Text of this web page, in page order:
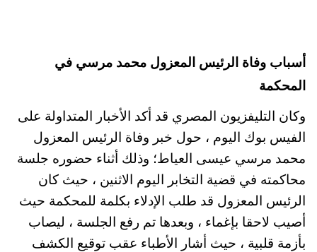
أسباب وفاة الرئيس المعزول محمد مرسي في
المحكمة
وكان التليفزيون المصري قد أكد الأخبار المتداولة على
الفيس بوك اليوم ، حول خبر وفاة الرئيس المعزول
محمد مرسي عيسى العياط؛ وذلك أثناء حضوره جلسة
محاكمته في قضية التخابر اليوم الاثنين ، حيث كان
الرئيس المعزول قد طلب الإدلاء بكلمة للمحكمة حيث
أصيب لاحقا بإغماء ، وبعدها تم رفع الجلسة ، ليصاب
بأزمة قلبية ، حيث أشار الأطباء عقب توقيع الكشف